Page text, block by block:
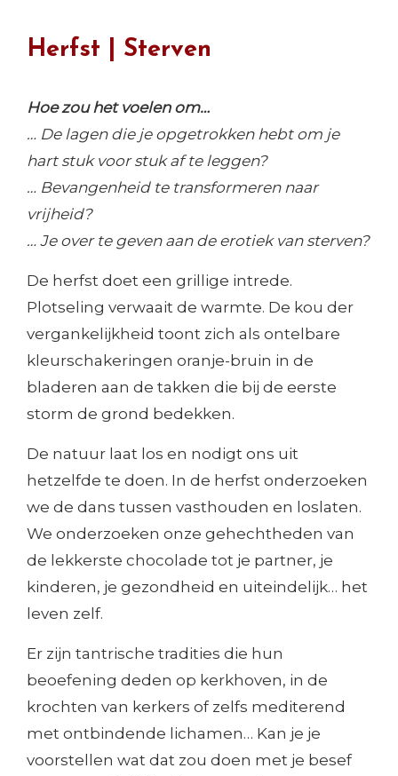
Herfst | Sterven
Hoe zou het voelen om…
… De lagen die je opgetrokken hebt om je
hart stuk voor stuk af te leggen?
… Bevangenheid te transformeren naar
vrijheid?
… Je over te geven aan de erotiek van sterven?
De herfst doet een grillige intrede.
Plotseling verwaait de warmte. De kou der
vergankelijkheid toont zich als ontelbare
kleurschakeringen oranje-bruin in de
bladeren aan de takken die bij de eerste
storm de grond bedekken.
De natuur laat los en nodigt ons uit
hetzelfde te doen. In de herfst onderzoeken
we de dans tussen vasthouden en loslaten.
We onderzoeken onze gehechtheden van
de lekkerste chocolade tot je partner, je
kinderen, je gezondheid en uiteindelijk… het
leven zelf.
Er zijn tantrische tradities die hun
beoefening deden op kerkhoven, in de
krochten van kerkers of zelfs mediterend
met ontbindende lichamen… Kan je je
voorstellen wat dat zou doen met je besef